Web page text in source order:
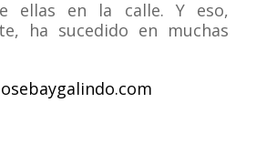
ellas en la calle. Y eso,
ha sucedido en muchas